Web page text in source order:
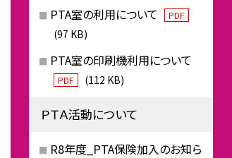
PTA室の利用について PDF
(97 KB)
PTA室の印刷機利用について
PDF (112 KB)
ＰＴＡ活動について
R8年度_PTA保険加入のお知ら